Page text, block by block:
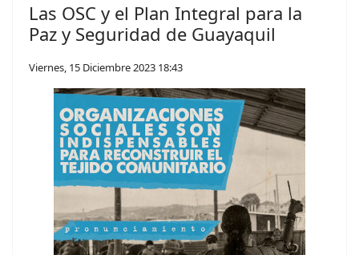
Las OSC y el Plan Integral para la
Paz y Seguridad de Guayaquil
Viernes, 15 Diciembre 2023 18:43